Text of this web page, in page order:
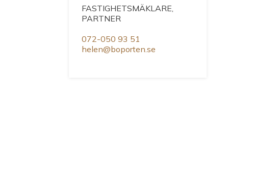
FASTIGHETSMÄKLARE,
PARTNER
072-050 93 51
helen@boporten.se